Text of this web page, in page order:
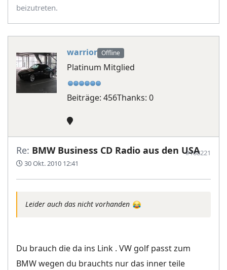
beizutreten.
warrior Offline
Platinum Mitglied
Beiträge: 456Thanks: 0
Re: BMW Business CD Radio aus den USA
30 Okt. 2010 12:41
#168221
Leider auch das nicht vorhanden
Du brauch die da ins Link . VW golf passt zum
BMW wegen du brauchts nur das inner teile